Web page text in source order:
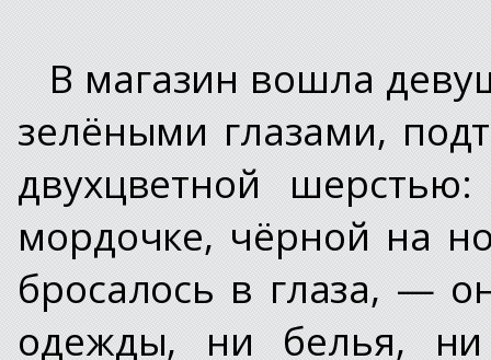
В магазин вошла
зелёными глазами,
двухцветной
мордочке, чёрной на
бросалось в глаза, —
одежды, ни белья,